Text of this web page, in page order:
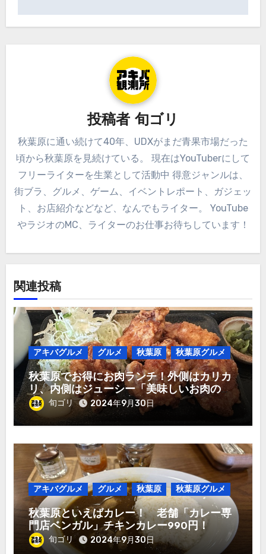
ー
投稿者 旬ゴリ
秋葉原に通い続けて40年、UDXがまだ青果市場だった
頃から秋葉原を見続けている。 現在はYouTuberにして
フリーライターを生業として活動中 得意ジャンルは、
街ブラ、グルメ、ゲーム、イベントレポート、ガジェッ
ト、お店紹介などなど、なんでもライター。 YouTube
やラジオのMC、ライターのお仕事お待ちしています！
関連投稿
アキバグルメ グルメ 秋葉原 秋葉原グルメ
秋葉原でお得にお肉ランチ！外側はカリカ
リ、内側はジューシー「美味しいお肉のお
店 やまの」唐揚げ定食980円！
旬ゴリ 2024年9月30日
アキバグルメ グルメ 秋葉原 秋葉原グルメ
秋葉原といえばカレー！ 老舗「カレー専
門店ベンガル」チキンカレー990円！
旬ゴリ 2024年9月30日